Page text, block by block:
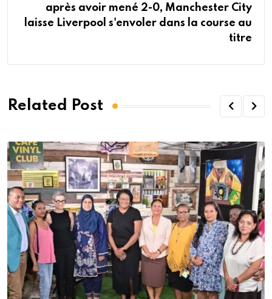
après avoir mené 2-0, Manchester City
laisse Liverpool s'envoler dans la course au
titre
Related Post